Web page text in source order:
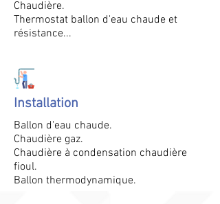
Chaudière.
Thermostat ballon d'eau chaude et
résistance...
Installation
Ballon d'eau chaude.
Chaudière gaz.
Chaudière à condensation chaudière
fioul.
Ballon thermodynamique.